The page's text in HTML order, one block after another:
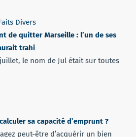
Divers
de quitter Marseille : l’un de ses
trahi
le nom de Jul était sur toutes
sa capacité d’emprunt ?
peut-être d’acquérir un bien